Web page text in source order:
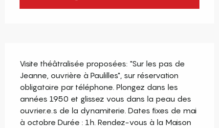
Visite théâtralisée proposées: "Sur les pas de
Jeanne, ouvrière à Paulilles", sur réservation
obligatoire par téléphone. Plongez dans les
années 1950 et glissez vous dans la peau des
ouvrier.e.s de la dynamiterie. Dates fixes de mai
à octobre Durée : 1h. Rendez-vous à la Maison